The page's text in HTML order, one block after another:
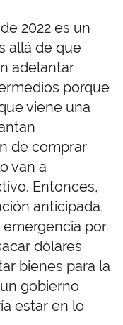
2022 es un
allá de que
adelantar
porque
viene una
de comprar
van a
Entonces,
anticipada,
por
dólares
bienes para la
gobierno
estar en lo